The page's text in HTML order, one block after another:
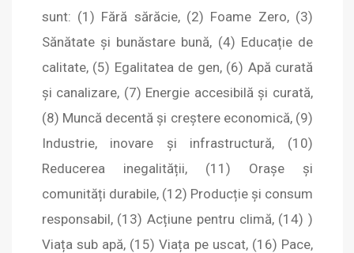
sunt: (1) Fără sărăcie, (2) Foame Zero, (3)
Sănătate și bunăstare bună, (4) Educație de
calitate, (5) Egalitatea de gen, (6) Apă curată
și canalizare, (7) Energie accesibilă și curată,
(8) Muncă decentă și creștere economică, (9)
Industrie, inovare și infrastructură, (10)
Reducerea inegalității, (11) Orașe și
comunități durabile, (12) Producție și consum
responsabil, (13) Acțiune pentru climă, (14) )
Viața sub apă, (15) Viața pe uscat, (16) Pace,